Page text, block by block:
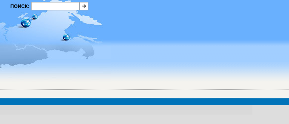
ПОИСК: